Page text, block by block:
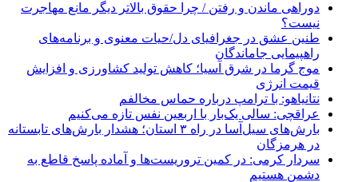
دوراهی ماندن و رفتن / چرا حقوق بالاتر دیگر مانع مهاجرت
نیست؟
طنین عشق در جغرافیای دل/حیات معنوی و برنامه‌های
راهپیمایی جاماندگان
موج گرما در شرق آسیا؛ کاهش تولید کشاورزی و افزایش
قیمت انرژی
نتانیاهو: با ترامپ درباره حماس مخالفم
عراقچی: سالی یک‌بار با اربعین نفس تازه می‌کنیم
بارش‌های سیل‌آسا در راه ۳ استان؛ هشدار بارش‌های تابستانه
در هرمزگان
سردار کرمی: در کمین تروریست‌ها و آماده پاسخ قاطع به
دشمن هستیم